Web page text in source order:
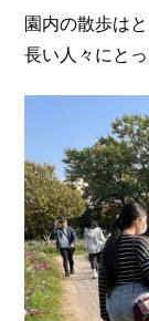
園内の散歩は
長い人々にと